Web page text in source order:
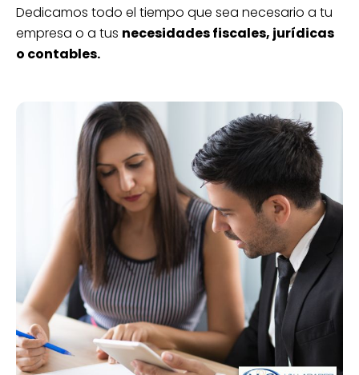
Dedicamos todo el tiempo que sea necesario a tu
empresa o a tus necesidades fiscales, jurídicas
o contables.